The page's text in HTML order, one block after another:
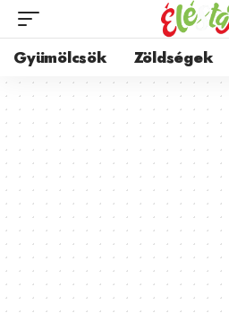
Gyümölcsök Zöldségek